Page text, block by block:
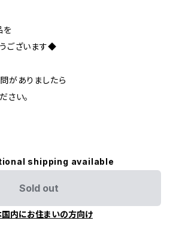
を
ございます◆
がありましたら
さい。
shipping available
Sold out
国内にお住まいの方向け